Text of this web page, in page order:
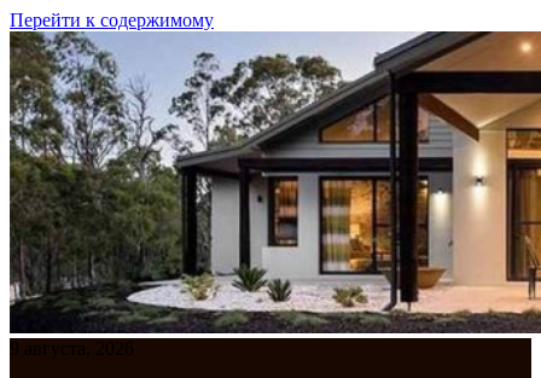
Перейти к содержимому
9 августа, 2026